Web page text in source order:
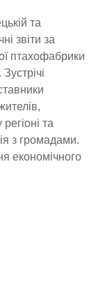
та
звіти за
птахофабрики
та
з громадами.
економічного